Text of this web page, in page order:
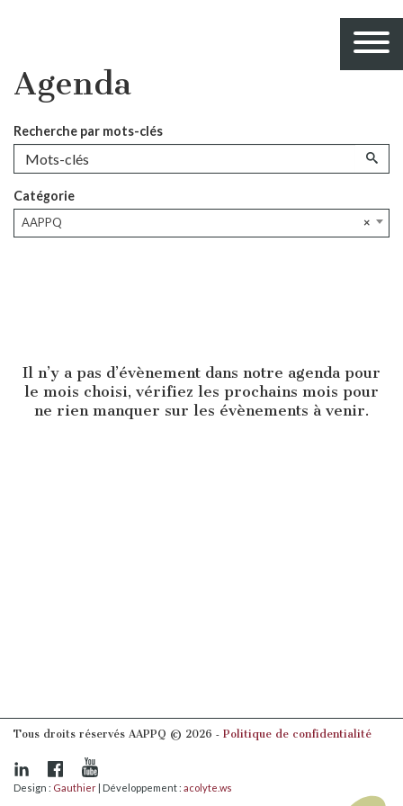
Agenda
Recherche par mots-clés
Catégorie
×
AAPPQ
Il n’y a pas d’évènement dans notre agenda pour
le mois choisi, vérifiez les prochains mois pour
ne rien manquer sur les évènements à venir.
Tous droits réservés AAPPQ © 2026 ‐ Politique de confidentialité
Design : Gauthier | Développement : acolyte.ws